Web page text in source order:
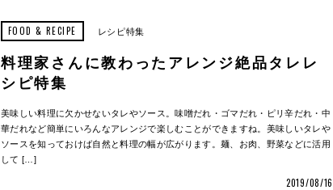
FOOD & RECIPE レシピ特集
料理家さんに教わったアレンジ絶品タレレ
シピ特集
美味しい料理に欠かせないタレやソース。味噌だれ・ゴマだれ・ピリ辛だれ・中
華だれなど簡単にいろんなアレンジで楽しむことができますね。美味しいタレや
ソースを知っておけば自然と料理の幅が広がります。麺、お肉、野菜などに活用
して […]
2019/08/16